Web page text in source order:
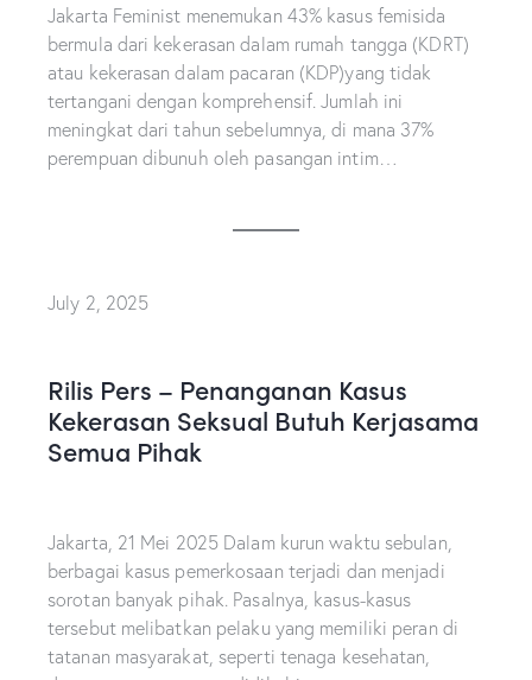
Jakarta Feminist menemukan 43% kasus femisida
bermula dari kekerasan dalam rumah tangga (KDRT)
atau kekerasan dalam pacaran (KDP)yang tidak
tertangani dengan komprehensif. Jumlah ini
meningkat dari tahun sebelumnya, di mana 37%
perempuan dibunuh oleh pasangan intim…
July 2, 2025
Rilis Pers – Penanganan Kasus
Kekerasan Seksual Butuh Kerjasama
Semua Pihak
Jakarta, 21 Mei 2025 Dalam kurun waktu sebulan,
berbagai kasus pemerkosaan terjadi dan menjadi
sorotan banyak pihak. Pasalnya, kasus-kasus
tersebut melibatkan pelaku yang memiliki peran di
tatanan masyarakat, seperti tenaga kesehatan,